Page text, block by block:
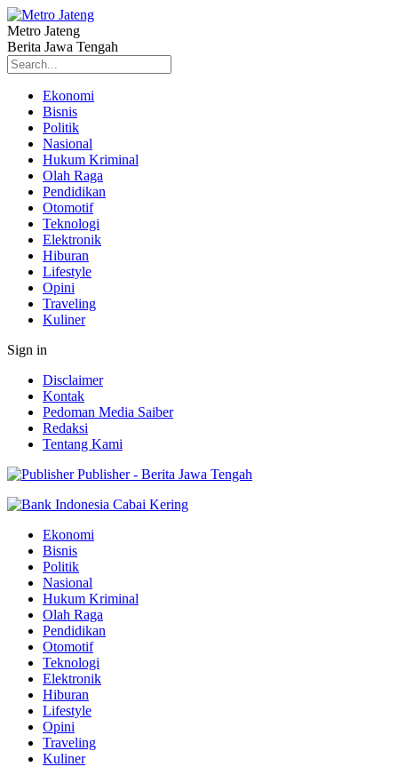
Metro Jateng
Berita Jawa Tengah
Ekonomi
Bisnis
Politik
Nasional
Hukum Kriminal
Olah Raga
Pendidikan
Otomotif
Teknologi
Elektronik
Hiburan
Lifestyle
Opini
Traveling
Kuliner
Sign in
Disclaimer
Kontak
Pedoman Media Saiber
Redaksi
Tentang Kami
Publisher - Berita Jawa Tengah
Ekonomi
Bisnis
Politik
Nasional
Hukum Kriminal
Olah Raga
Pendidikan
Otomotif
Teknologi
Elektronik
Hiburan
Lifestyle
Opini
Traveling
Kuliner